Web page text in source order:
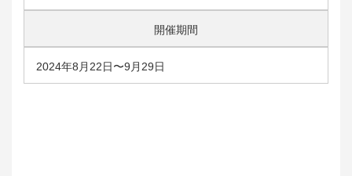
開催期間
2024年8月22日〜9月29日